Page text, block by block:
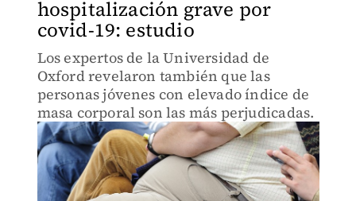
hospitalización grave por
covid-19: estudio
Los expertos de la Universidad de
Oxford revelaron también que las
personas jóvenes con elevado índice de
masa corporal son las más perjudicadas.